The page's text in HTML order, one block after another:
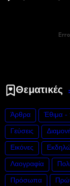
Θεματικές
Άρθρα Έθιμα -
Γεύσεις
Εικόνες
Λαογραφία
Πρόσωπα